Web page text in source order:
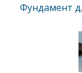
Фундамент